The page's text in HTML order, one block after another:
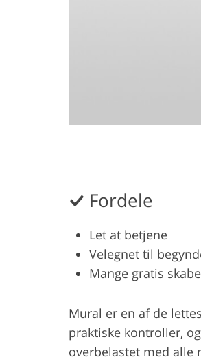
Fordele
Let at betjene
Velegnet til
Mange gratis
Mural er en af de
praktiske kontroller,
overbelastet med alle